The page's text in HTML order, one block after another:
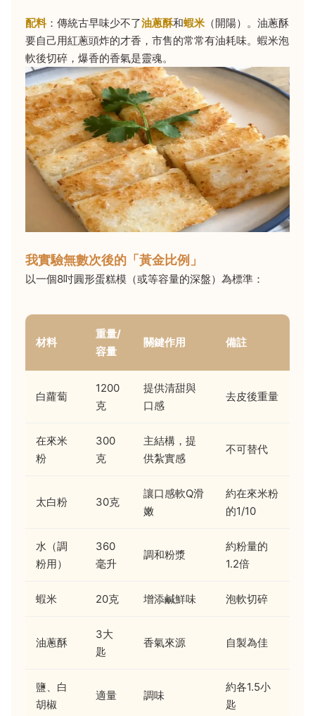
配料：傳統古早味少不了油蔥酥和蝦米 （開陽）。油蔥酥
要自己用紅蔥頭炸的才香，市售的常常有油耗味。蝦米泡
軟後切碎，爆香的香氣是靈魂。
我實驗無數次後的「黃金比例」
以一個8吋圓形蛋糕模（或等容量的深盤）為標準：
材料
重量/
容量
關鍵作用 備註
白蘿蔔
1200
克
提供清甜與
口感
去皮後重量
在來米
粉
300
克
主結構，提
供紮實感
不可替代
太白粉 30克
讓口感軟Q滑
嫩
約在來米粉
的1/10
水（調
粉用）
360
毫升
調和粉漿
約粉量的
1.2倍
蝦米 20克 增添鹹鮮味 泡軟切碎
油蔥酥
3大
匙
香氣來源 自製為佳
鹽、白
胡椒
適量 調味
約各1.5小
匙